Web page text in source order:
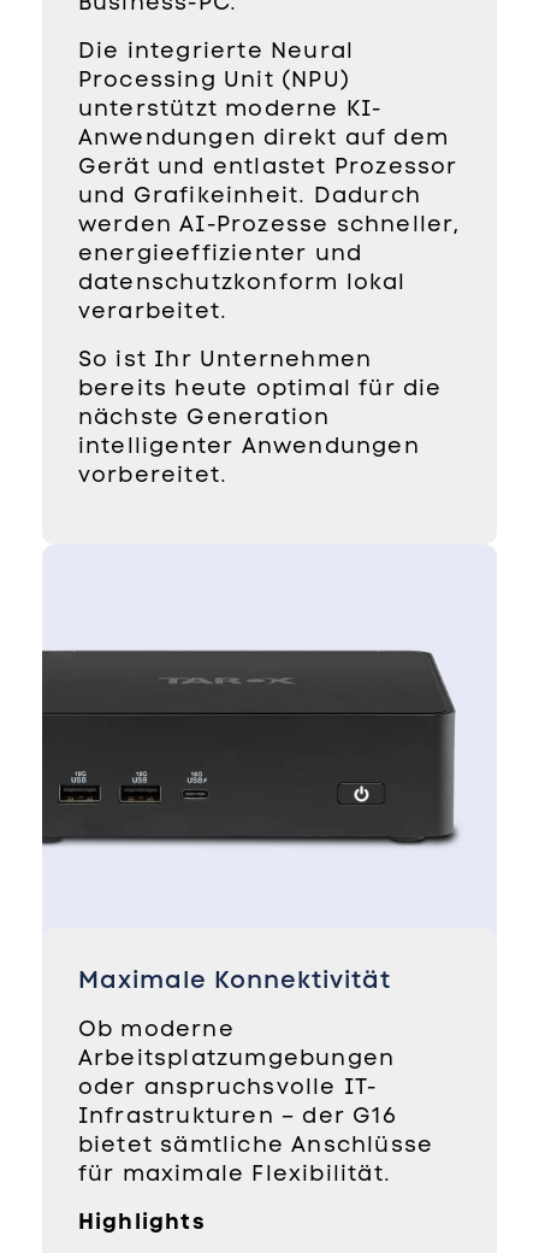
Die integrierte Neural
Processing Unit (NPU)
unterstützt moderne KI-
Anwendungen direkt auf dem
Gerät und entlastet Prozessor
und Grafikeinheit. Dadurch
werden AI-Prozesse schneller,
energieeffizienter und
datenschutzkonform lokal
verarbeitet.
So ist Ihr Unternehmen
bereits heute optimal für die
nächste Generation
intelligenter Anwendungen
vorbereitet.
Maximale Konnektivität
Ob moderne
Arbeitsplatzumgebungen
oder anspruchsvolle IT-
Infrastrukturen – der G16
bietet sämtliche Anschlüsse
für maximale Flexibilität.
Highlights